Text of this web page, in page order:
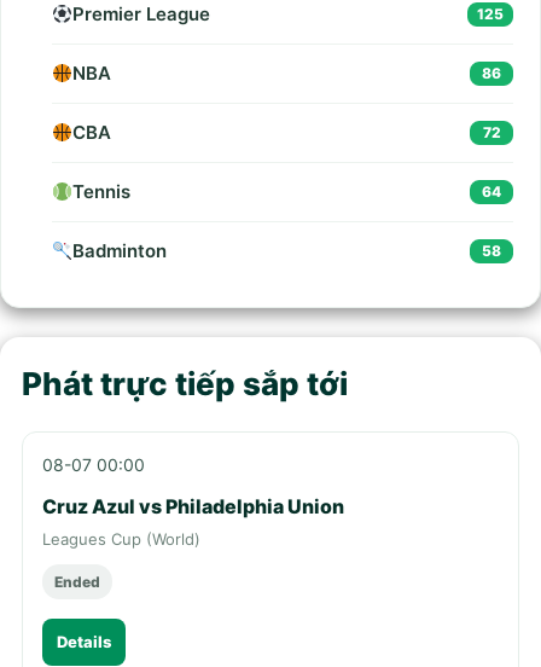
Premier League 125
NBA 86
CBA 72
Tennis 64
Badminton 58
Phát trực tiếp sắp tới
08-07 00:00
Cruz Azul vs Philadelphia Union
Leagues Cup (World)
Ended
Details